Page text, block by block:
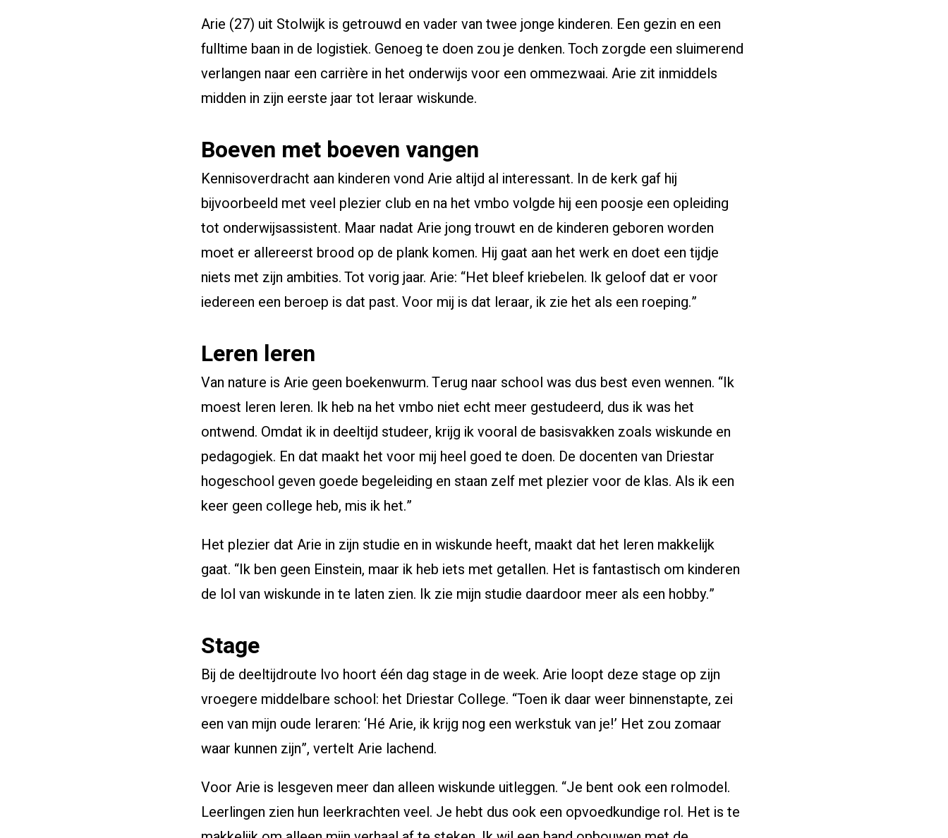
Inloggen voor studenten
Arie (27) uit Stolwijk is getrouwd en vader van twee jonge kinderen. Een gezin en een
fulltime baan in de logistiek. Genoeg te doen zou je denken. Toch zorgde een sluimerend
verlangen naar een carrière in het onderwijs voor een ommezwaai. Arie zit inmiddels
midden in zijn eerste jaar tot leraar wiskunde.
Boeven met boeven vangen
Kennisoverdracht aan kinderen vond Arie altijd al interessant. In de kerk gaf hij
bijvoorbeeld met veel plezier club en na het vmbo volgde hij een poosje een opleiding
tot onderwijsassistent. Maar nadat Arie jong trouwt en de kinderen geboren worden
moet er allereerst brood op de plank komen. Hij gaat aan het werk en doet een tijdje
niets met zijn ambities. Tot vorig jaar. Arie: “Het bleef kriebelen. Ik geloof dat er voor
iedereen een beroep is dat past. Voor mij is dat leraar, ik zie het als een roeping.”
Leren leren
Van nature is Arie geen boekenwurm. Terug naar school was dus best even wennen. “Ik
moest leren leren. Ik heb na het vmbo niet echt meer gestudeerd, dus ik was het
ontwend. Omdat ik in deeltijd studeer, krijg ik vooral de basisvakken zoals wiskunde en
pedagogiek. En dat maakt het voor mij heel goed te doen. De docenten van Driestar
hogeschool geven goede begeleiding en staan zelf met plezier voor de klas. Als ik een
keer geen college heb, mis ik het.”
Het plezier dat Arie in zijn studie en in wiskunde heeft, maakt dat het leren makkelijk
gaat. “Ik ben geen Einstein, maar ik heb iets met getallen. Het is fantastisch om kinderen
de lol van wiskunde in te laten zien. Ik zie mijn studie daardoor meer als een hobby.”
Stage
Bij de deeltijdroute lvo hoort één dag stage in de week. Arie loopt deze stage op zijn
vroegere middelbare school: het Driestar College. “Toen ik daar weer binnenstapte, zei
een van mijn oude leraren: ‘Hé Arie, ik krijg nog een werkstuk van je!’ Het zou zomaar
waar kunnen zijn”, vertelt Arie lachend.
Voor Arie is lesgeven meer dan alleen wiskunde uitleggen. “Je bent ook een rolmodel.
Leerlingen zien hun leerkrachten veel. Je hebt dus ook een opvoedkundige rol. Het is te